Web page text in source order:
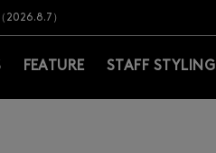
料無料！お買い物の際は会員登録を！
2026.8.7）
）
料無料！お買い物の際は会員登録を！
FEATURE STAFF STYLING